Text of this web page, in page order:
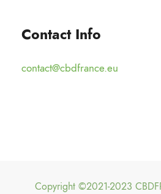
Contact Info
contact@cbdfrance.eu
Copyright ©2021-2023